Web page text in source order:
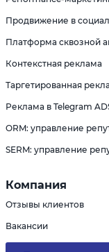
Продвижение в
Платформа сквозной
Контекстная реклама
Таргетированная
Реклама в Telegram
ORM: управление
SERM: управление
Компания
Отзывы клиентов
Вакансии